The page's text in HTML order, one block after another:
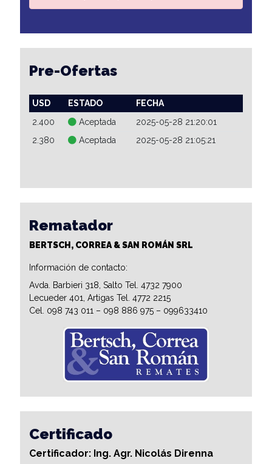
Pre-Ofertas
USD ESTADO
FECHA
2.400
Aceptada
2025-05-28 21:20:01
2.380
Aceptada 2025-05-28 21:05:21
Rematador
BERTSCH, CORREA & SAN ROMÁN SRL
Información de contacto:
Avda. Barbieri 318, Salto Tel. 4732 7900
Lecueder 401, Artigas Tel. 4772 2215
Cel. 098 743 011 – 098 886 975 – 099633410
Certificado
Certificador: Ing. Agr. Nicolás Direnna